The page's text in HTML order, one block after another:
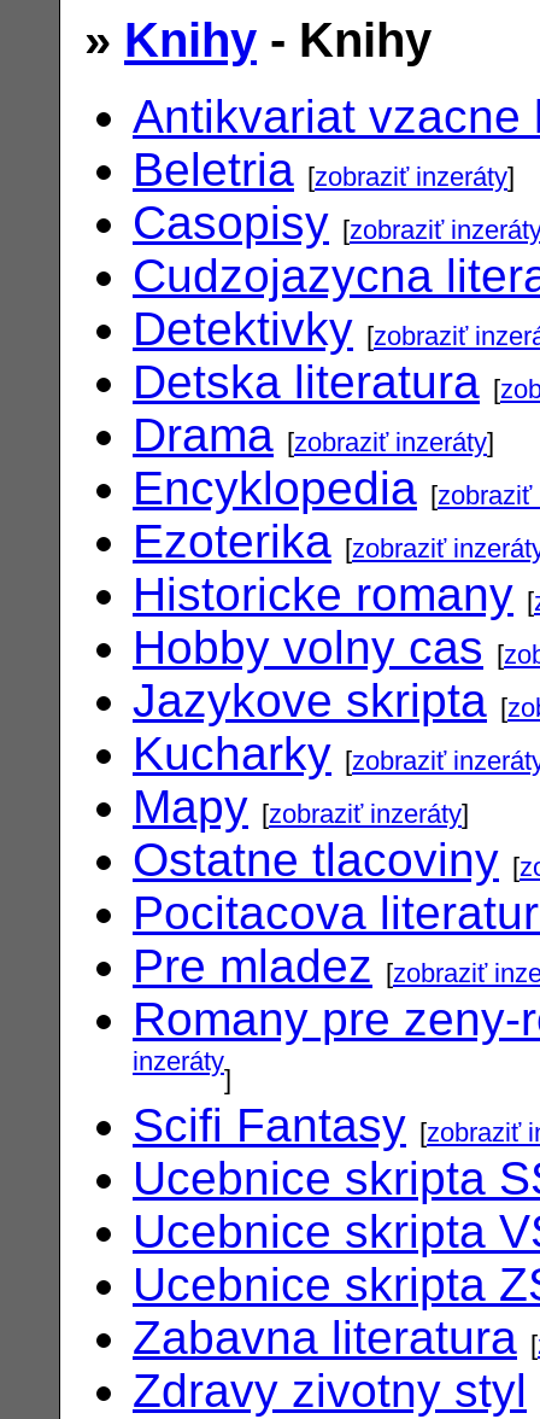
» Knihy - Knihy
Antikvariat vzacne
Beletria [zobraziť inzeráty]
Casopisy [zobraziť
Cudzojazycna
Detektivky [zobraziť
Detska literatura [
Drama [zobraziť inzeráty]
Encyklopedia [zobraziť
Ezoterika [zobraziť
Historicke romany [
Hobby volny cas [
Jazykove skripta [
Kucharky [zobraziť
Mapy [zobraziť inzeráty]
Ostatne tlacoviny [
Pocitacova
Pre mladez
[zobraziť
Romany pre
inzeráty]
Scifi Fantasy [zobraziť
Ucebnice skripta
Ucebnice skripta
Ucebnice skripta
Zabavna literatura [
Zdravy zivotny styl